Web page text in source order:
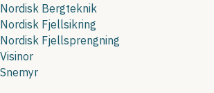
Nordisk Bergteknik
Nordisk Fjellsikring
Nordisk Fjellsprengning
Visinor
Snemyr